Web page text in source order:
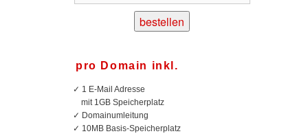
pro Domain inkl.
✓ 1 E-Mail Adresse
mit 1GB Speicherplatz
✓ Domainumleitung
✓ 10MB Basis-Speicherplatz